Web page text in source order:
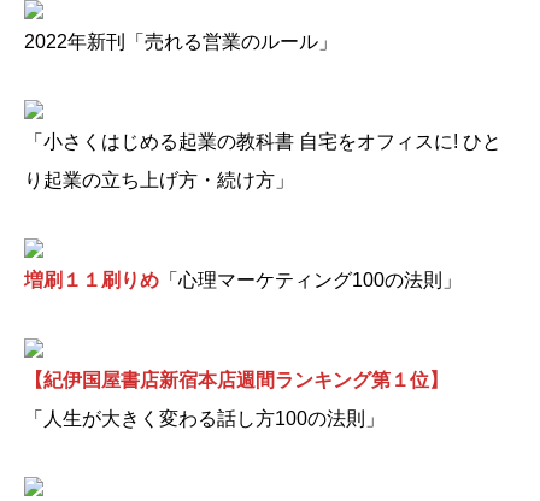
2022年新刊「売れる営業のルール」
「小さくはじめる起業の教科書 自宅をオフィスに! ひと
り起業の立ち上げ方・続け方」
増刷１１刷りめ 「心理マーケティング100の法則」
【紀伊国屋書店新宿本店週間ランキング第１位】
「人生が大きく変わる話し方100の法則」